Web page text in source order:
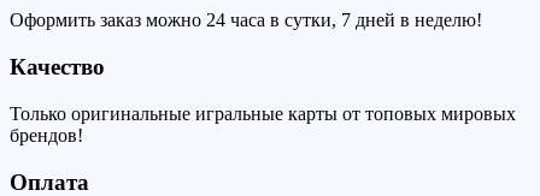
Оформить заказ можно 24 часа в сутки, 7 дней в неделю!
Качество
Только оригинальные игральные карты от топовых мировых
брендов!
Оплата